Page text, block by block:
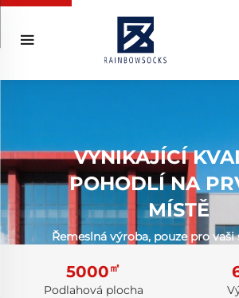
VYNIKAJÍCÍ
POHODLÍ NA
MÍSTĚ
Řemeslná výroba, pouze pro
5000㎡
Podlahová plocha